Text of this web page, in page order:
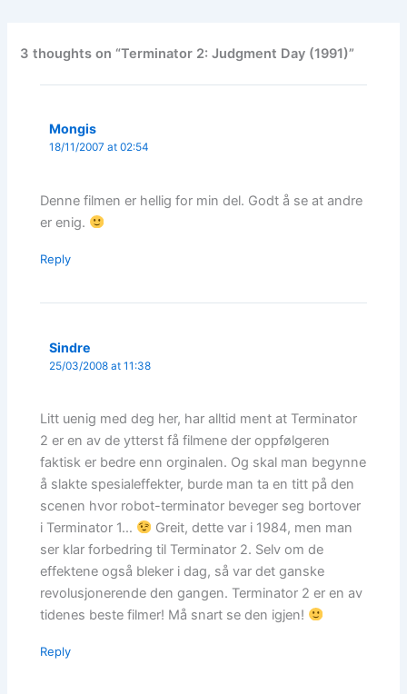
3 thoughts on “Terminator 2: Judgment Day (1991)”
Mongis
18/11/2007 at 02:54
Denne filmen er hellig for min del. Godt å se at andre
er enig.
Reply
Sindre
25/03/2008 at 11:38
Litt uenig med deg her, har alltid ment at Terminator
2 er en av de ytterst få filmene der oppfølgeren
faktisk er bedre enn orginalen. Og skal man begynne
å slakte spesialeffekter, burde man ta en titt på den
scenen hvor robot-terminator beveger seg bortover
i Terminator 1…
Greit, dette var i 1984, men man
ser klar forbedring til Terminator 2. Selv om de
effektene også bleker i dag, så var det ganske
revolusjonerende den gangen. Terminator 2 er en av
tidenes beste filmer! Må snart se den igjen!
Reply